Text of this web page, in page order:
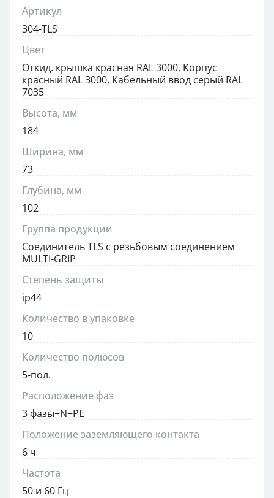
Артикул
304-TLS
Цвет
Откид. крышка красная RAL 3000, Корпус
красный RAL 3000, Кабельный ввод серый RAL
7035
Высота, мм
184
Ширина, мм
73
Глубина, мм
102
Группа продукции
Соединитель TLS с резьбовым соединением
MULTI-GRIP
Степень защиты
ip44
Количество в упаковке
10
Количество полюсов
5-пол.
Расположение фаз
3 фазы+N+PE
Положение заземляющего контакта
6 ч
Частота
50 и 60 Гц